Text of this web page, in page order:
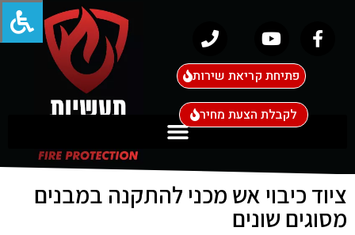
פתיחת קריאת שירות
לקבלת הצעת מחיר
ציוד כיבוי אש מכני להתקנה במבנים
מסוגים שונים